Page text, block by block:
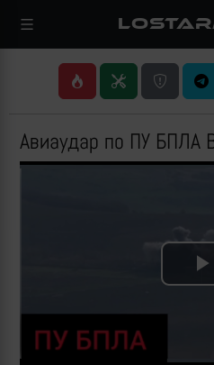
Авиаудар по ПУ БПЛА